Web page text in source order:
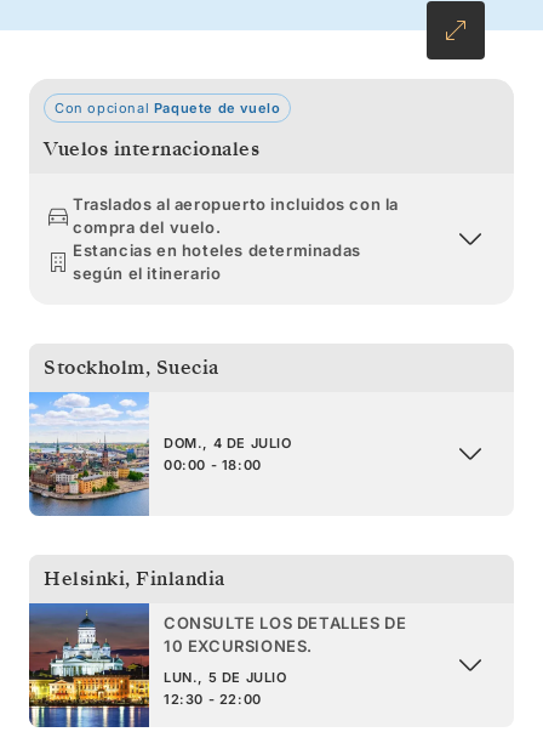
Con opcional Paquete de vuelo
Vuelos internacionales
Traslados al aeropuerto incluidos con la
compra del vuelo.
Estancias en hoteles determinadas
según el itinerario
Stockholm, Suecia
DOM., 4 DE JULIO
00:00 - 18:00
Helsinki, Finlandia
CONSULTE LOS DETALLES DE
10 EXCURSIONES.
LUN., 5 DE JULIO
12:30 - 22:00